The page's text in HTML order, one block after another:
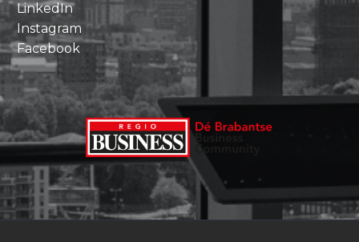
LinkedIn
Instagram
Facebook